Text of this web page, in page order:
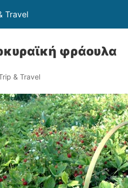
Travel
φράουλα
& Travel